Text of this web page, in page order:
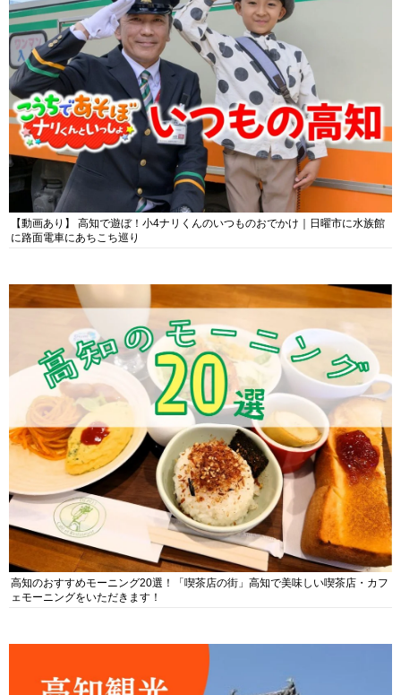
【動画あり】 高知で遊ぼ！小4ナリくんのいつものおでかけ｜日曜市に水族館
に路面電車にあちこち巡り
高知のおすすめモーニング20選！「喫茶店の街」高知で美味しい喫茶店・カフ
ェモーニングをいただきます！